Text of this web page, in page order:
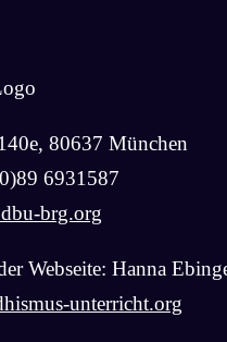
80637 München
6931587
brg.org
Webseite: Hanna
unterricht.org